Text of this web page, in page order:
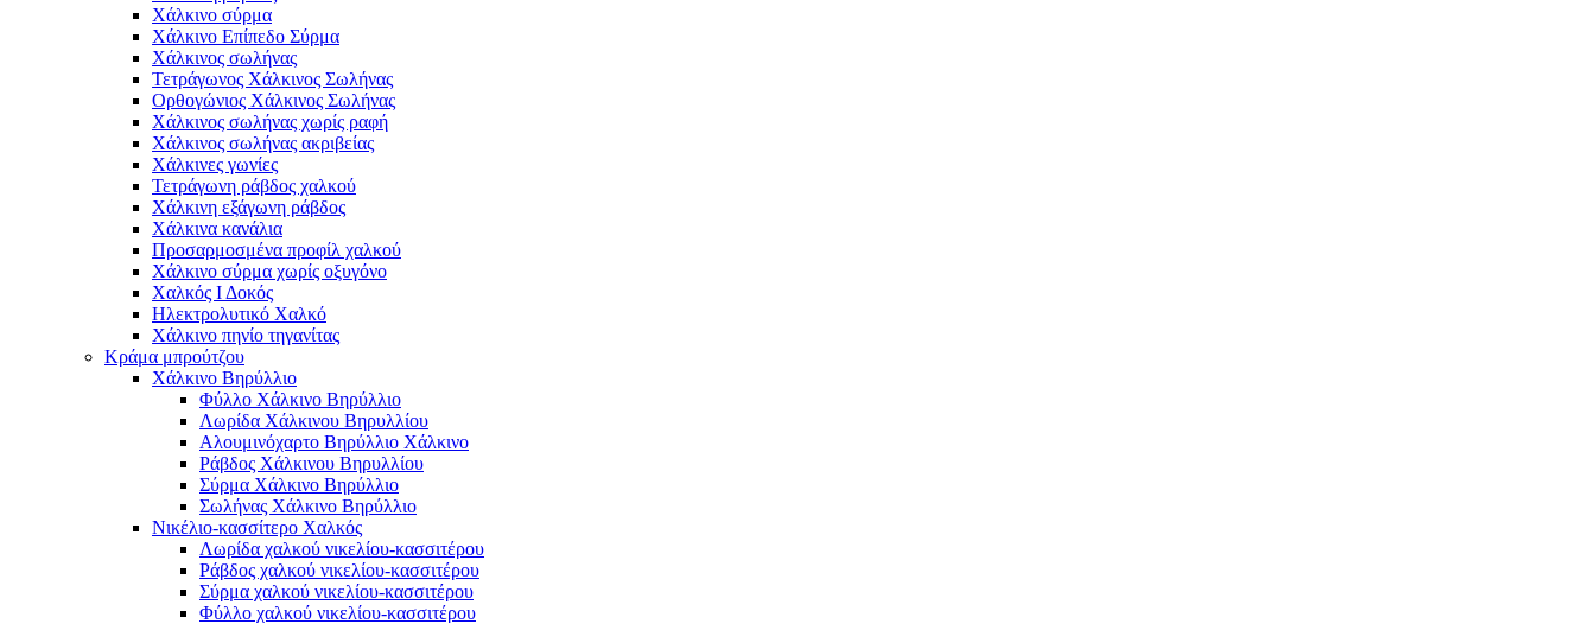
Χάλκινο σύρμα
Χάλκινο Επίπεδο Σύρμα
Χάλκινος σωλήνας
Τετράγωνος Χάλκινος Σωλήνας
Ορθογώνιος Χάλκινος Σωλήνας
Χάλκινος σωλήνας χωρίς ραφή
Χάλκινος σωλήνας ακριβείας
Χάλκινες γωνίες
Τετράγωνη ράβδος χαλκού
Χάλκινη εξάγωνη ράβδος
Χάλκινα κανάλια
Προσαρμοσμένα προφίλ χαλκού
Χάλκινο σύρμα χωρίς οξυγόνο
Χαλκός Ι Δοκός
Ηλεκτρολυτικό Χαλκό
Χάλκινο πηνίο τηγανίτας
Κράμα μπρούτζου
Χάλκινο Βηρύλλιο
Φύλλο Χάλκινο Βηρύλλιο
Λωρίδα Χάλκινου Βηρυλλίου
Αλουμινόχαρτο Βηρύλλιο Χάλκινο
Ράβδος Χάλκινου Βηρυλλίου
Σύρμα Χάλκινο Βηρύλλιο
Σωλήνας Χάλκινο Βηρύλλιο
Νικέλιο-κασσίτερο Χαλκός
Λωρίδα χαλκού νικελίου-κασσιτέρου
Ράβδος χαλκού νικελίου-κασσιτέρου
Σύρμα χαλκού νικελίου-κασσιτέρου
Φύλλο χαλκού νικελίου-κασσιτέρου